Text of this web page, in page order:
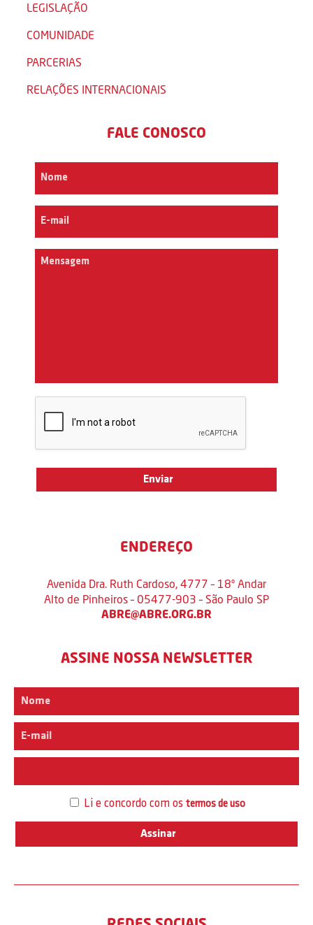
LEGISLAÇÃO
COMUNIDADE
PARCERIAS
RELAÇÕES INTERNACIONAIS
FALE CONOSCO
ENDEREÇO
Avenida Dra. Ruth Cardoso, 4777 – 18º Andar
Alto de Pinheiros – 05477-903 – São Paulo SP
ABRE@ABRE.ORG.BR
ASSINE NOSSA NEWSLETTER
Li e concordo com os termos de uso